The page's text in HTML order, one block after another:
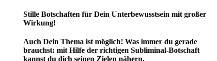
Stille Botschaften für Dein Unterbewusstsein mit großer
Wirkung!
Auch Dein Thema ist möglich! Was immer du gerade
brauchst: mit Hilfe der richtigen Subliminal-Botschaft
kannst du dich seinen Zielen nähern.